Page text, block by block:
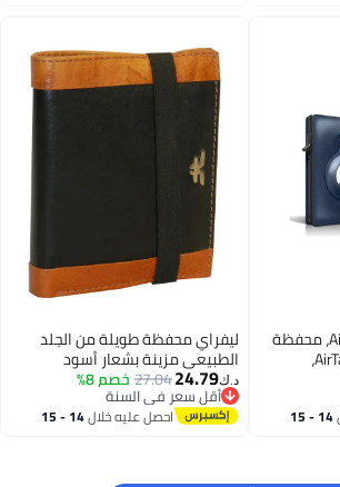
ليفراي محفظة طويلة من الجلد
الطبيعي مزينة بشعار أسود
24.79
27.04خصم 8%
أقل سعر في السنة
أقل سعر في السنة
احصل عليه خلال 14 - 15